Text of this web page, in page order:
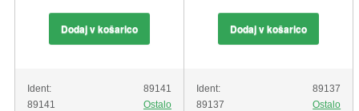
Dodaj v košarico
Ident:
89141
89141
Ostalo
Dodaj v košarico
Ident:
89137
89137
Ostalo